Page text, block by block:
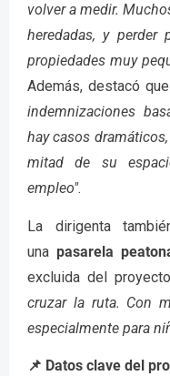
volver a medir.
heredadas, y perder
propiedades muy
Además, destacó que
indemnizaciones
hay casos
mitad de su
empleo".
La dirigenta
una pasarela
excluida del
cruzar la ruta. Con
especialmente para
📌 Datos clave del